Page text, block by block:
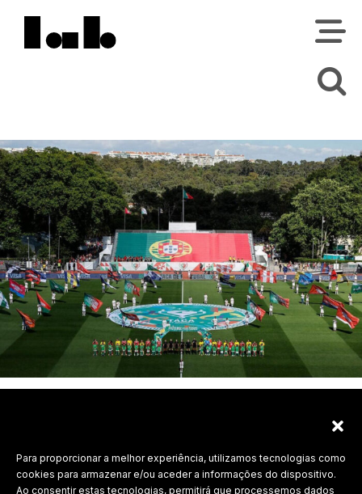
Para proporcionar a melhor experiência, utilizamos tecnologias como
cookies para armazenar e/ou aceder a informações do dispositivo.
Ao consentir estas tecnologias, permitirá que processemos dados
Labdesign, Lda.
©2026 Todos os direitos reservados.